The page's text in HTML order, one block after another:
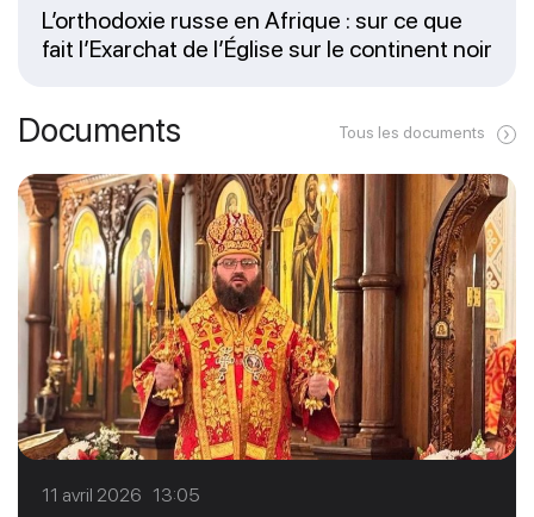
L’orthodoxie russe en Afrique : sur ce que
fait l’Exarchat de l’Église sur le continent noir
Documents Tous les documents
11 avril 2026 13:05